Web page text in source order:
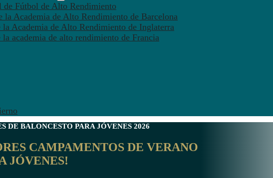
Fútbol de Alto Rendimiento
la Academia de Alto Rendimiento de Barcelona
la Academia de Alto Rendimiento de Inglaterra
academia de alto rendimiento de Francia
DE BALONCESTO PARA JÓVENES 2026
CAMPAMENTOS DE VERANO
JÓVENES!